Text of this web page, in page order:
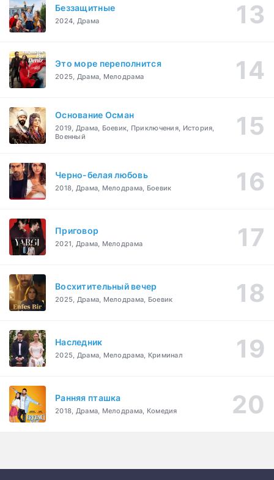
Беззащитные
2024, Драма
Это море переполнится
2025, Драма, Мелодрама
Основание Осман
2019, Драма, Боевик, Приключения, История,
Военный
Черно-белая любовь
2018, Драма, Мелодрама, Боевик
Приговор
2021, Драма, Мелодрама
Восхитительный вечер
2025, Драма, Мелодрама, Боевик
Наследник
2025, Драма, Мелодрама, Криминал
Ранняя пташка
2018, Драма, Мелодрама, Комедия